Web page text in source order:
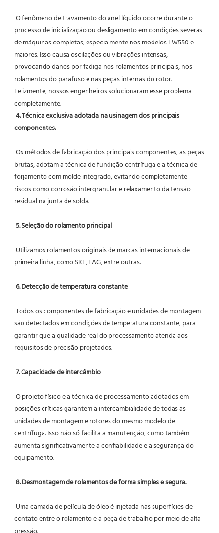
processo de inicialização ou desligamento em condições severas
de máquinas completas, especialmente nos modelos LW550 e
maiores. Isso causa oscilações ou vibrações intensas,
provocando danos por fadiga nos rolamentos principais, nos
rolamentos do parafuso e nas peças internas do rotor.
Felizmente, nossos engenheiros solucionaram esse problema
completamente.
4. Técnica exclusiva adotada na usinagem dos principais
componentes.
brutas, adotam a técnica de fundição centrífuga e a técnica de
forjamento com molde integrado, evitando completamente
riscos como corrosão intergranular e relaxamento da tensão
residual na junta de solda.
5. Seleção do rolamento principal
primeira linha, como SKF, FAG, entre outras.
6. Detecção de temperatura constante
são detectados em condições de temperatura constante, para
garantir que a qualidade real do processamento atenda aos
requisitos de precisão projetados.
7. Capacidade de intercâmbio
posições críticas garantem a intercambialidade de todas as
unidades de montagem e rotores do mesmo modelo de
centrífuga. Isso não só facilita a manutenção, como também
aumenta significativamente a confiabilidade e a segurança do
equipamento.
8. Desmontagem de rolamentos de forma simples e segura.
contato entre o rolamento e a peça de trabalho por meio de alta